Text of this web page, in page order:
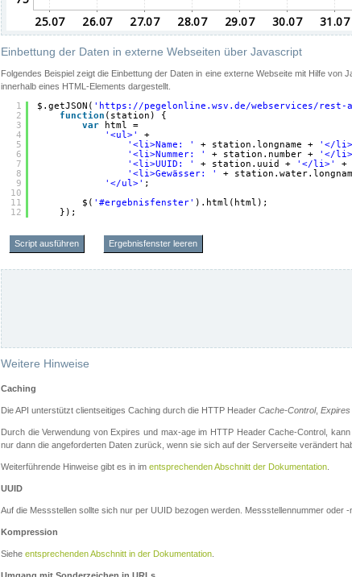
Einbettung der Daten in externe Webseiten über Javascript
Folgendes Beispiel zeigt die Einbettung der Daten in eine externe Webseite mit Hilfe
innerhalb eines HTML-Elements dargestellt.
1
2
3
4
5
6
7
8
9
10
11
12
$.getJSON( ' https://pegelonline.wsv.de/webservices/rest-
function (station) {
var
html =
'<ul>'
+
'<li>Name: '
+ station.longname + '</
'<li>Nummer: '
+ station.number + '</
'<li>UUID: '
+ station.uuid + '</li>'
+
'<li>Gewässer: '
+
'</ul>' ;
$( '#ergebnisfenster' ).html(html);
});
Script ausführen Ergebnisfenster leeren
Weitere Hinweise
Caching
Die API unterstützt clientseitiges Caching durch die HTTP Header Cache-Control, Expires
Durch die Verwendung von Expires und max-age im HTTP Header Cache-Control,
nur dann die angeforderten Daten zurück, wenn sie sich auf der Serverseite verändert
Weiterführende Hinweise gibt es in im entsprechenden Abschnitt der Dokumentation.
UUID
Auf die Messstellen sollte sich nur per UUID bezogen werden. Messstellennummer oder
Kompression
Siehe entsprechenden Abschnitt in der Dokumentation.